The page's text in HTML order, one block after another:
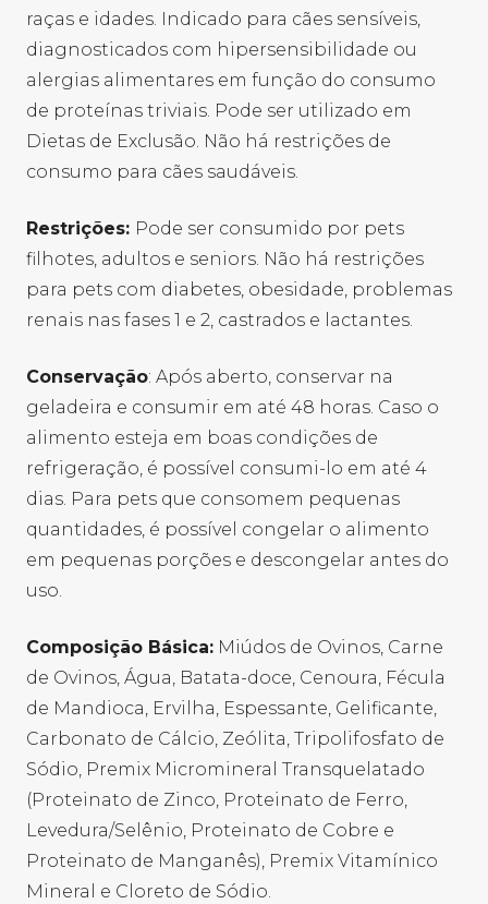
raças e idades. Indicado para cães sensíveis,
diagnosticados com hipersensibilidade ou
alergias alimentares em função do consumo
de proteínas triviais. Pode ser utilizado em
Dietas de Exclusão. Não há restrições de
consumo para cães saudáveis.
Restrições: Pode ser consumido por pets
filhotes, adultos e seniors. Não há restrições
para pets com diabetes, obesidade, problemas
renais nas fases 1 e 2, castrados e lactantes.
Conservação: Após aberto, conservar na
geladeira e consumir em até 48 horas. Caso o
alimento esteja em boas condições de
refrigeração, é possível consumi-lo em até 4
dias. Para pets que consomem pequenas
quantidades, é possível congelar o alimento
em pequenas porções e descongelar antes do
uso.
Composição Básica: Miúdos de Ovinos, Carne
de Ovinos, Água, Batata-doce, Cenoura, Fécula
de Mandioca, Ervilha, Espessante, Gelificante,
Carbonato de Cálcio, Zeólita, Tripolifosfato de
Sódio, Premix Micromineral Transquelatado
(Proteinato de Zinco, Proteinato de Ferro,
Levedura/Selênio, Proteinato de Cobre e
Proteinato de Manganês), Premix Vitamínico
Mineral e Cloreto de Sódio.